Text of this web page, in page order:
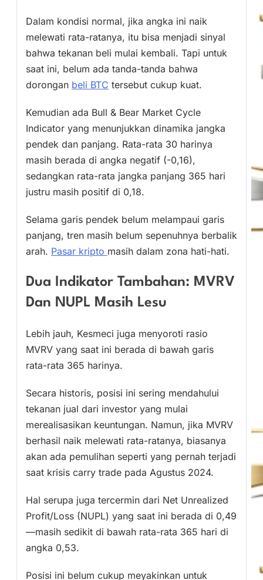
Dalam kondisi normal, jika angka ini naik
melewati rata-ratanya, itu bisa menjadi sinyal
bahwa tekanan beli mulai kembali. Tapi untuk
saat ini, belum ada tanda-tanda bahwa
dorongan beli BTC tersebut cukup kuat.
Kemudian ada Bull & Bear Market Cycle
Indicator yang menunjukkan dinamika jangka
pendek dan panjang. Rata-rata 30 harinya
masih berada di angka negatif (-0,16),
sedangkan rata-rata jangka panjang 365 hari
justru masih positif di 0,18.
Selama garis pendek belum melampaui garis
panjang, tren masih belum sepenuhnya berbalik
arah. Pasar kripto masih dalam zona hati-hati.
Dua Indikator Tambahan: MVRV
Dan NUPL Masih Lesu
Lebih jauh, Kesmeci juga menyoroti rasio
MVRV yang saat ini berada di bawah garis
rata-rata 365 harinya.
Secara historis, posisi ini sering mendahului
tekanan jual dari investor yang mulai
merealisasikan keuntungan. Namun, jika MVRV
berhasil naik melewati rata-ratanya, biasanya
akan ada pemulihan seperti yang pernah terjadi
saat krisis carry trade pada Agustus 2024.
Hal serupa juga tercermin dari Net Unrealized
Profit/Loss (NUPL) yang saat ini berada di 0,49
—masih sedikit di bawah rata-rata 365 hari di
angka 0,53.
Posisi ini belum cukup meyakinkan untuk